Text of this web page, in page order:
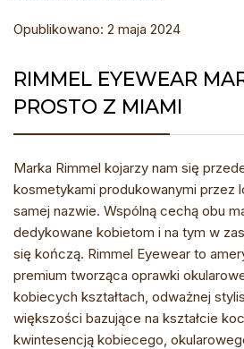
Opublikowano: 2 maja 2024
RIMMEL EYEWEAR
PROSTO Z MIAMI
Marka Rimmel kojarzy nam się
kosmetykami produkowanymi przez
samej nazwie. Wspólną cechą obu
dedykowane kobietom i na tym w
się kończą. Rimmel Eyewear to
premium tworząca oprawki
kobiecych kształtach, odważnej
większości bazujące na kształcie
kwintesencją kobiecego,